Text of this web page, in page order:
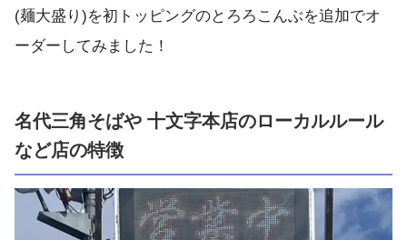
(麺大盛り)を初トッピングのとろろこんぶを追加でオ
ーダーしてみました！
名代三角そばや 十文字本店のローカルルール
など店の特徴